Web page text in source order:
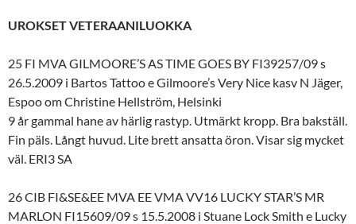
UROKSET VETERAANILUOKKA
25 FI MVA GILMOORE’S AS TIME GOES BY FI39257/09 s
26.5.2009 i Bartos Tattoo e Gilmoore’s Very Nice kasv N Jäger,
Espoo om Christine Hellström, Helsinki
9 år gammal hane av härlig rastyp. Utmärkt kropp. Bra bakställ.
Fin päls. Långt huvud. Lite brett ansatta öron. Visar sig mycket
väl. ERI3 SA
26 CIB FI&SE&EE MVA EE VMA VV16 LUCKY STAR’S MR
MARLON FI15609/09 s 15.5.2008 i Stuane Lock Smith e Lucky